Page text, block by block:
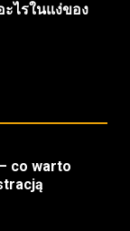
ะไรในแง่ของ
co warto